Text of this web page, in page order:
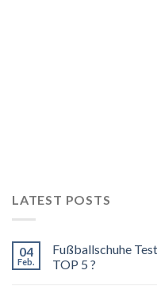
LATEST POSTS
04
Feb.
Fußballschuhe
TOP 5 ?